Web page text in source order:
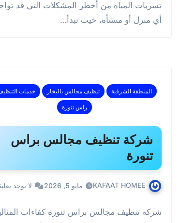
تسربات المياه من أخطر المشكلات التي قد
أي منزل أو منشأة، حيث تبدأ…
المنطقة الشرقية تنظيف مجالس بالبخار خدمات
راس تنورة
شركة تنظيف مجالس براس
تنورة
KAFAAT HOMEE مايو 5, 2026 لا توجد
شركة تنظيف مجالس براس تنورة كفاءات